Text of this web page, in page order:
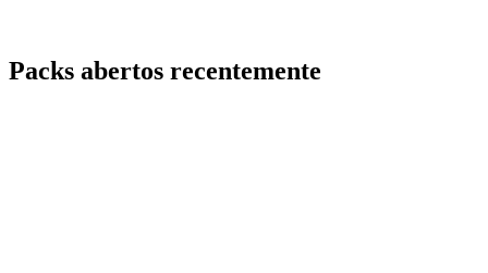
Packs abertos recentemente